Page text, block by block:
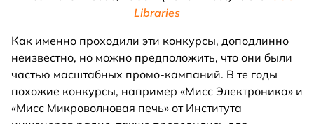
Libraries
Как именно проходили эти конкурсы, доподлинно
неизвестно, но можно предположить, что они были
частью масштабных промо-кампаний. В те годы
похожие конкурсы, например «Мисс Электроника» и
«Мисс Микроволновая печь» от Института